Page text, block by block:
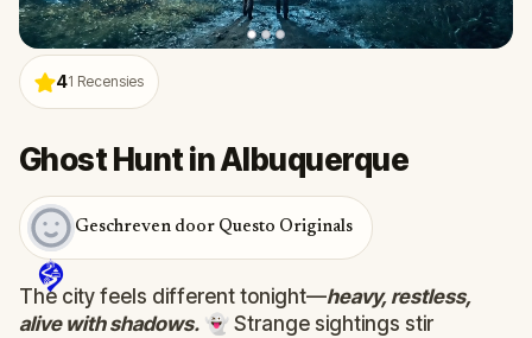
41 Recensies
Ghost Hunt in Albuquerque
Geschreven door Questo Originals
The city feels different tonight—heavy, restless,
alive with shadows. 👻 Strange sightings stir